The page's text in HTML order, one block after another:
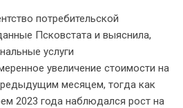
потребительской
Псковстата и выяснила,
услуги
увеличение стоимости на
месяцем, тогда как
2023 года наблюдался рост на